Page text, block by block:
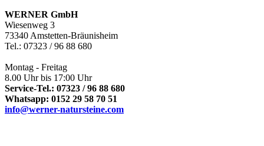
WERNER GmbH
Wiesenweg 3
73340 Amstetten-Bräunisheim
Tel.: 07323 / 96 88 680
Montag - Freitag
8.00 Uhr bis 17:00 Uhr
Service-Tel.: 07323 / 96 88 680
Whatsapp: 0152 29 58 70 51
info@werner-natursteine.com